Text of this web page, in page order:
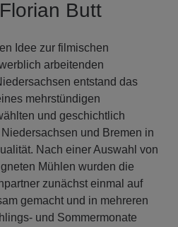
Butt
Idee zur filmischen
arbeitenden
entstand das
mehrstündigen
und geschichtlich
und Bremen in
Nach einer Auswahl von
Mühlen wurden die
zunächst einmal auf
gemacht und in mehreren
und Sommermonate